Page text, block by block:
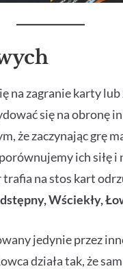
na zagranie karty
się na obronę
że zaczynając grę
ich siłę i
na stos kart
Wściekły,
jedynie przez
działa tak, że